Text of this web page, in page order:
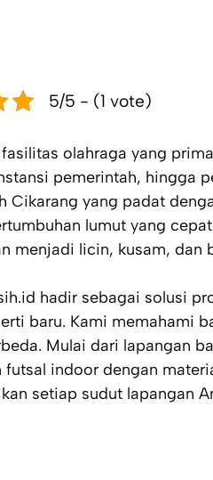
5/5 - (1 vote)
olahraga yang
pemerintah, hingga
Cikarang yang padat
lumut yang
menjadi licin, kusam, dan
hadir sebagai solusi
baru. Kami memahami
Mulai dari lapangan
futsal indoor dengan
setiap sudut lapangan